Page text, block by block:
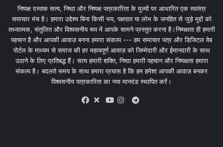
निष्पक्ष दस्तक सत्य, निष्ठा और निष्पक्ष पत्रकारिता के मूल्यों पर आधारित एक स्वतंत्र
समाचार मंच है। हमारा उद्देश्य बिना किसी भय, पक्षपात या लोभ के जनहित से जुड़े मुद्दों को
तथ्यात्मक, संतुलित और विश्वसनीय रूप में आपके सामने प्रस्तुत करना है।निष्पक्षता ही हमारी
पहचान है और आपकी आवाज़ बनना हमारा संकल्प --- हम समाचार पत्र और डिजिटल वेब
पोर्टल के माध्यम से समाज की हर महत्वपूर्ण आवाज़ को जिम्मेदारी और ईमानदारी के साथ
उठाने के लिए प्रतिबद्ध हैं। सत्य हमारी शक्ति, निष्ठा हमारी पहचान और निष्पक्षता हमारा
संकल्प है। बदलते समय के साथ हमारा प्रयास है कि हम हमेशा आपकी आवाज़ बनकर
विश्वसनीय पत्रकारिता का नया मानदंड स्थापित करें।
X
Telegram